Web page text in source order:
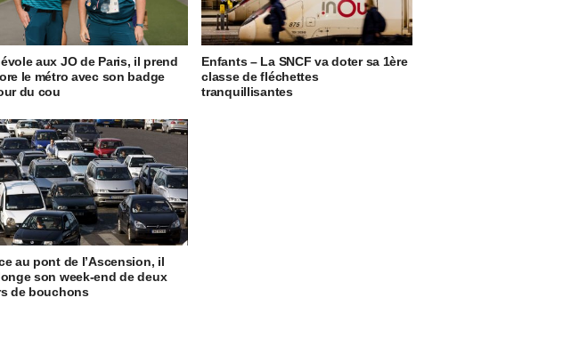
aux JO de Paris, il prend
le métro avec son badge
du cou
Enfants – La SNCF va doter sa 1ère
classe de fléchettes
tranquillisantes
au pont de l’Ascension, il
son week-end de deux
de bouchons